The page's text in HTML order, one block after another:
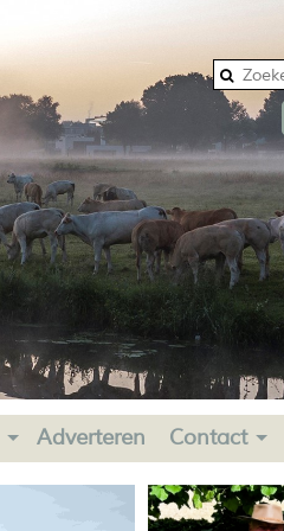
Adverteren Contact